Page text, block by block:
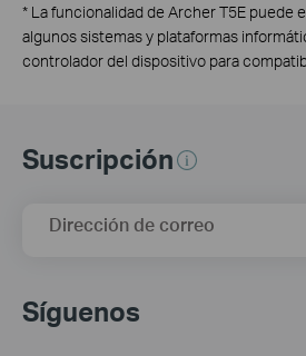
* La funcionalidad de Archer T5E puede
algunos sistemas y plataformas
controlador del dispositivo para
Suscripción
Dirección de correo
Síguenos